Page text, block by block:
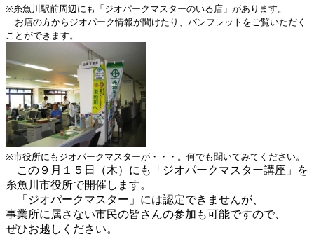
※糸魚川駅前周辺にも「ジオパークマスターのいる店」があります。
お店の方からジオパーク情報が聞けたり、パンフレットをご覧いただく
ことができます。
※市役所にもジオパークマスターが・・・。何でも聞いてみてください。
この９月１５日（木）にも「ジオパークマスター講座」を
糸魚川市役所で開催します。
「ジオパークマスター」には認定できませんが、
事業所に属さない市民の皆さんの参加も可能ですので、
ぜひお越しください。